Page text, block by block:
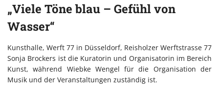
„Viele Töne blau – Gefühl von
Wasser“
Kunsthalle, Werft 77 in Düsseldorf, Reisholzer Werftstrasse 77
Sonja Brockers ist die Kuratorin und Organisatorin im Bereich
Kunst, während Wiebke Wengel für die Organisation der
Musik und der Veranstaltungen zuständig ist.